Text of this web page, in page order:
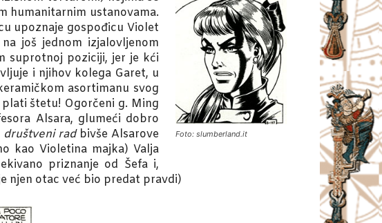
Foto: slumberland.it
humanitarnim ustanovama.
upoznaje gospođicu Violet
još jednom izjalovljenom
suprotnoj poziciji, jer je kći
i njihov kolega Garet, u
asortimanu svog
plati štetu! Ogorčeni g. Ming
Alsara, glumeći dobro
društveni radbivše Alsarove
kao Violetina majka) Valja
priznanje od Šefa i,
njen otac već bio predat pravdi)